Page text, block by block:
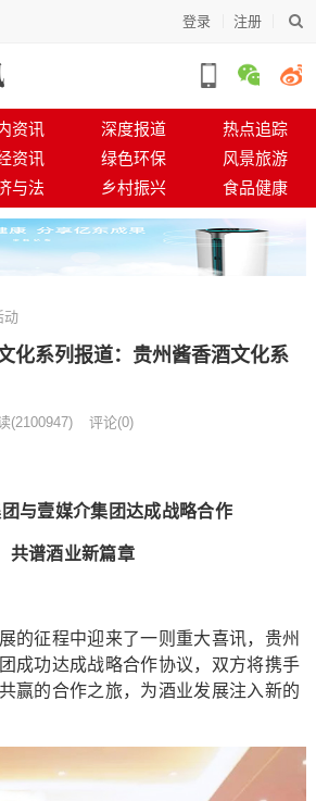
登录 注册
资讯 深度报道
热点追踪
资讯 绿色环保
风景旅游
与法 乡村振兴 食品健康
动
化系列报道：贵州酱香酒文化系
(2100947) 评论(0)
与壹媒介集团达成战略合作
共谱酒业新篇章
征程中迎来了一则重大喜讯，贵州
成功达成战略合作协议，双方将携手
赢的合作之旅，为酒业发展注入新的